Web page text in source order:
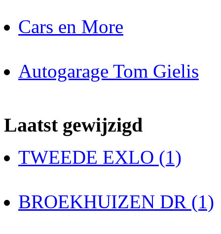
Cars en More
Autogarage Tom Gielis
Laatst gewijzigd
TWEEDE EXLO (1)
BROEKHUIZEN DR (1)